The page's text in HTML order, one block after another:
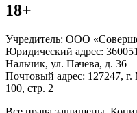
18+
Учредитель: ООО
Юридический адрес:
Нальчик, ул. Пачева, д. 36
Почтовый адрес: 127247,
100, стр. 2